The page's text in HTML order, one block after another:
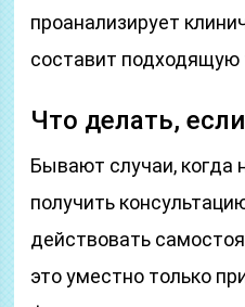
проанализирует
составит подходящую
Что делать,
Бывают случаи, когда
получить
действовать
это уместно только